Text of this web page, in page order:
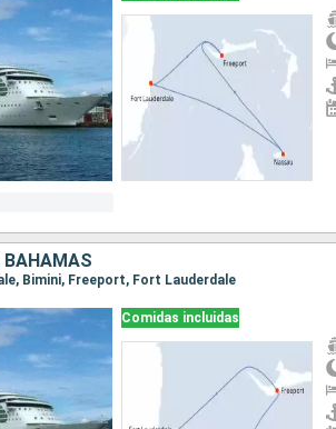
BAHAMAS
Bimini, Freeport, Fort Lauderdale
Comidas incluidas